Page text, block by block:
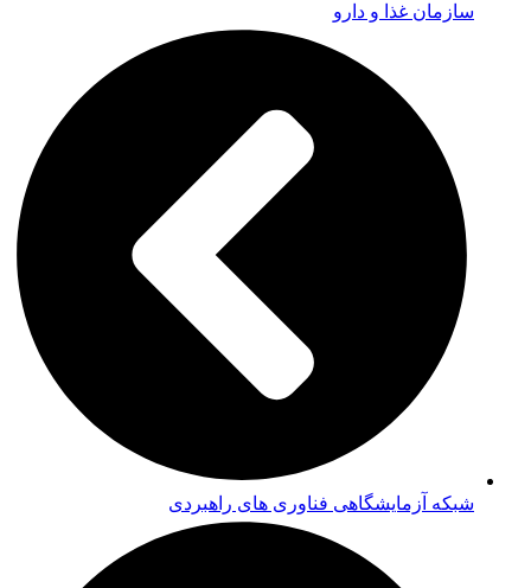
سازمان غذا و دارو
شبکه آزمایشگاهی فناوری های راهبردی